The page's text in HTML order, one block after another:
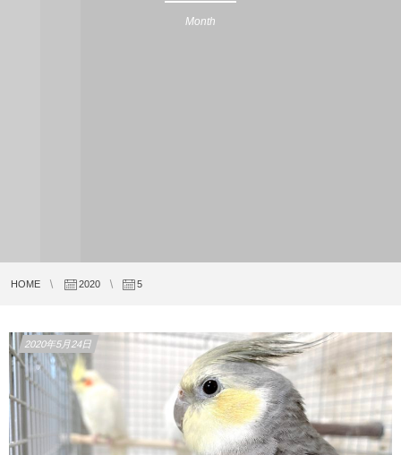
Month
HOME 2020 5
2020年5月24日